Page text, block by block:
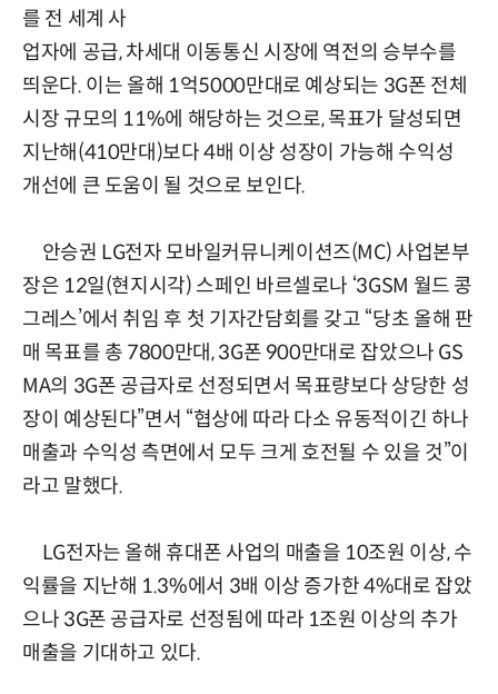
를 전 세계 사
업자에 공급, 차세대 이동통신 시장에 역전의 승부수를
띄운다. 이는 올해 1억5000만대로 예상되는 3G폰 전체
시장 규모의 11%에 해당하는 것으로, 목표가 달성되면
지난해(410만대)보다 4배 이상 성장이 가능해 수익성
개선에 큰 도움이 될 것으로 보인다.
안승권 LG전자 모바일커뮤니케이션즈(MC) 사업본부
장은 12일(현지시각) 스페인 바르셀로나 ‘3GSM 월드 콩
그레스’에서 취임 후 첫 기자간담회를 갖고 “당초 올해 판
매 목표를 총 7800만대, 3G폰 900만대로 잡았으나 GS
MA의 3G폰 공급자로 선정되면서 목표량보다 상당한 성
장이 예상된다”면서 “협상에 따라 다소 유동적이긴 하나
매출과 수익성 측면에서 모두 크게 호전될 수 있을 것”이
라고 말했다.
LG전자는 올해 휴대폰 사업의 매출을 10조원 이상, 수
익률을 지난해 1.3%에서 3배 이상 증가한 4%대로 잡았
으나 3G폰 공급자로 선정됨에 따라 1조원 이상의 추가
매출을 기대하고 있다.